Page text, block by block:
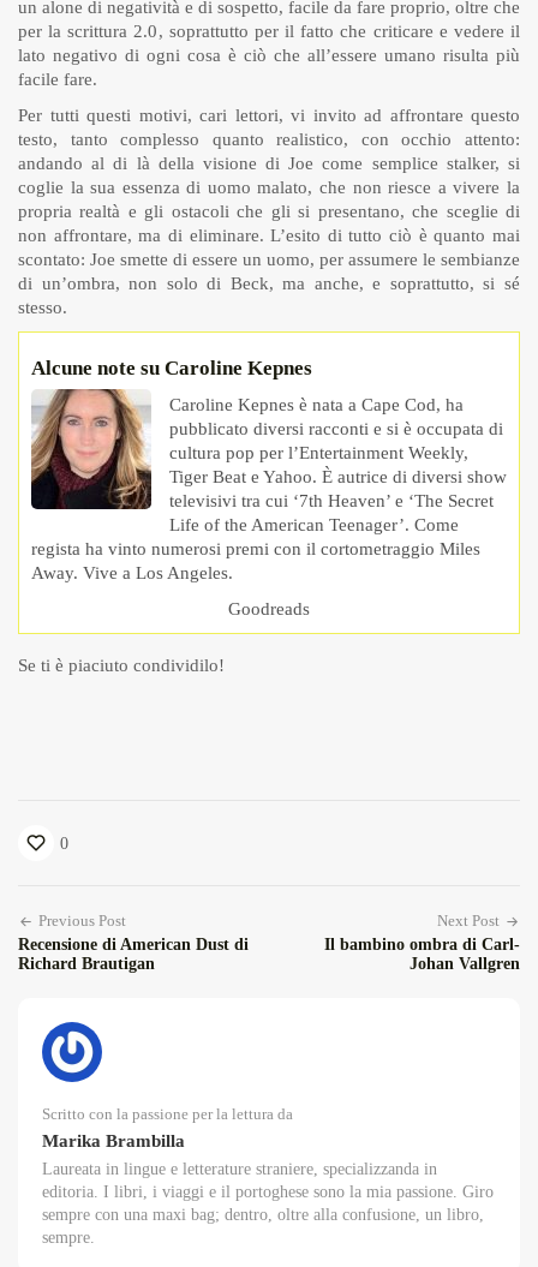
un alone di negatività e di sospetto, facile da fare proprio, oltre che
per la scrittura 2.0, soprattutto per il fatto che criticare e vedere il
lato negativo di ogni cosa è ciò che all’essere umano risulta più
facile fare.
Per tutti questi motivi, cari lettori, vi invito ad affrontare questo
testo, tanto complesso quanto realistico, con occhio attento:
andando al di là della visione di Joe come semplice stalker, si
coglie la sua essenza di uomo malato, che non riesce a vivere la
propria realtà e gli ostacoli che gli si presentano, che sceglie di
non affrontare, ma di eliminare. L’esito di tutto ciò è quanto mai
scontato: Joe smette di essere un uomo, per assumere le sembianze
di un’ombra, non solo di Beck, ma anche, e soprattutto, si sé
stesso.
Alcune note su Caroline Kepnes
Caroline Kepnes è nata a Cape Cod, ha
pubblicato diversi racconti e si è occupata di
cultura pop per l’Entertainment Weekly,
Tiger Beat e Yahoo. È autrice di diversi show
televisivi tra cui ‘7th Heaven’ e ‘The Secret
Life of the American Teenager’. Come
regista ha vinto numerosi premi con il cortometraggio Miles
Away. Vive a Los Angeles.
Goodreads
Se ti è piaciuto condividilo!
0
Previous Post
Recensione di American Dust di
Richard Brautigan
Next Post
Il bambino ombra di Carl-
Johan Vallgren
Scritto con la passione per la lettura da
Marika Brambilla
Laureata in lingue e letterature straniere, specializzanda in
editoria. I libri, i viaggi e il portoghese sono la mia passione. Giro
sempre con una maxi bag; dentro, oltre alla confusione, un libro,
sempre.